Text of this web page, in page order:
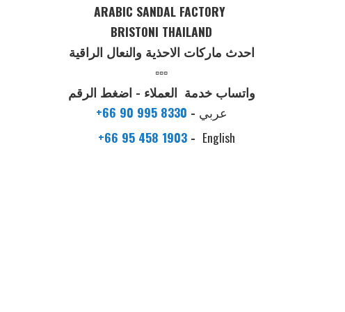
ARABIC SANDAL FACTORY
BRISTONI THAILAND
احدث ماركات الاحذية والنعال الراقية
▫️▫️▫️
واتساب خدمة العملاء - اضغط الرقم
+66 90 995 8330 - عربي
+66 95 458 1903 - English